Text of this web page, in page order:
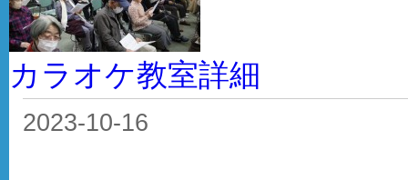
カラオケ教室詳細
2023-10-16